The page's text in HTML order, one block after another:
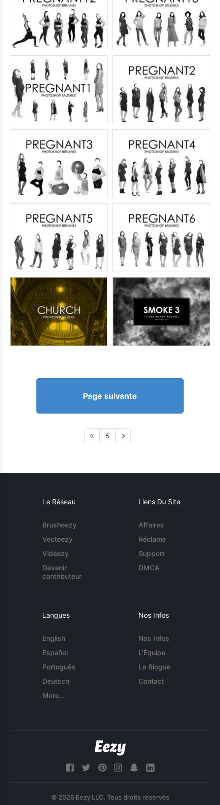
Page suivante
5
Le Réseau
Brusheezy
Vecteezy
Videezy
Devenir
contributeur
Liens Du Site
Affaires
Réclame
Support
DMCA
Langues
English
Español
Português
Deutsch
More...
Nos Infos
Nos Infos
L'Équipe
Le Blogue
Contact
© 2026 Eezy LLC. Tous droits réservés